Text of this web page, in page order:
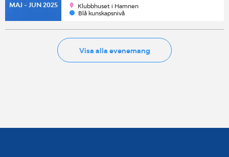
MAJ - JUN 2025
Klubbhuset i Hamnen
Blå kunskapsnivå
Visa alla evenemang